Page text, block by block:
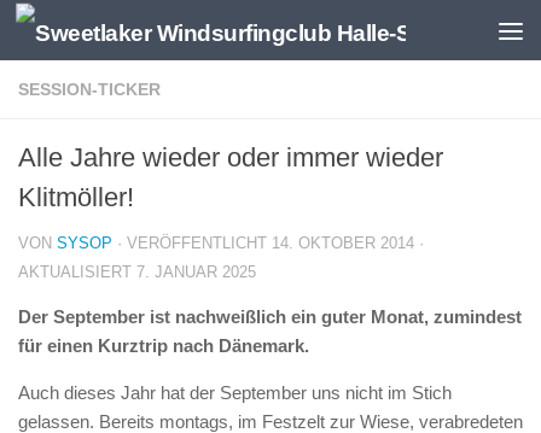
Zum Inhalt springen
SESSION-TICKER
Alle Jahre wieder oder immer wieder
Klitmöller!
VON SYSOP · VERÖFFENTLICHT 14. OKTOBER 2014 ·
AKTUALISIERT 7. JANUAR 2025
Der September ist nachweißlich ein guter Monat, zumindest
für einen Kurztrip nach Dänemark.
Auch dieses Jahr hat der September uns nicht im Stich
gelassen. Bereits montags, im Festzelt zur Wiese, verabredeten